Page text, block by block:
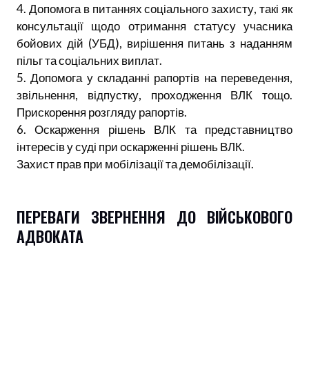
4. Допомога в питаннях соціального захисту, такі як
консультації щодо отримання статусу учасника
бойових дій (УБД), вирішення питань з наданням
пільг та соціальних виплат.
5. Допомога у складанні рапортів на переведення,
звільнення, відпустку, проходження ВЛК тощо.
Прискорення розгляду рапортів.
6. Оскарження рішень ВЛК та представництво
інтересів у суді при оскарженні рішень ВЛК.
Захист прав при мобілізації та демобілізації.
ПЕРЕВАГИ ЗВЕРНЕННЯ ДО ВІЙСЬКОВОГО
АДВОКАТА